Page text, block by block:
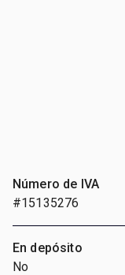
Número de IVA
#15135276
En depósito
No